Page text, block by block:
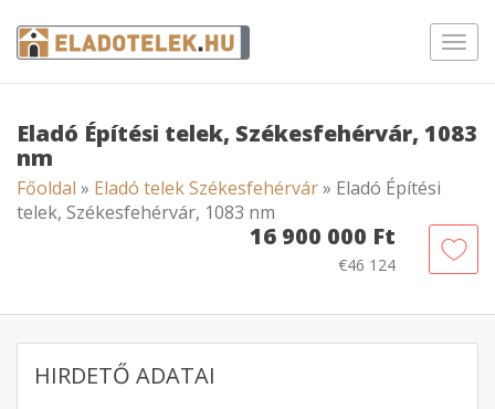
Eladó Építési telek, Székesfehérvár, 1083
nm
Főoldal » Eladó telek Székesfehérvár» Eladó Építési
telek, Székesfehérvár, 1083 nm
16 900 000 Ft
€46 124
HIRDETŐ ADATAI